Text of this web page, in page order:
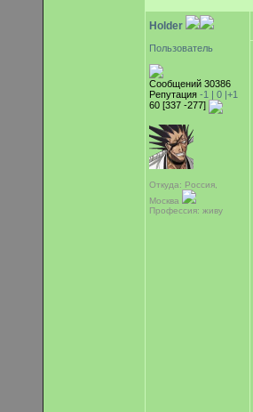
Holder
Пользователь
Сообщений 30386
Репутация -1 | 0 |+1
60 [337 -277]
Откуда: Россия,
Москва
Профессия: живу